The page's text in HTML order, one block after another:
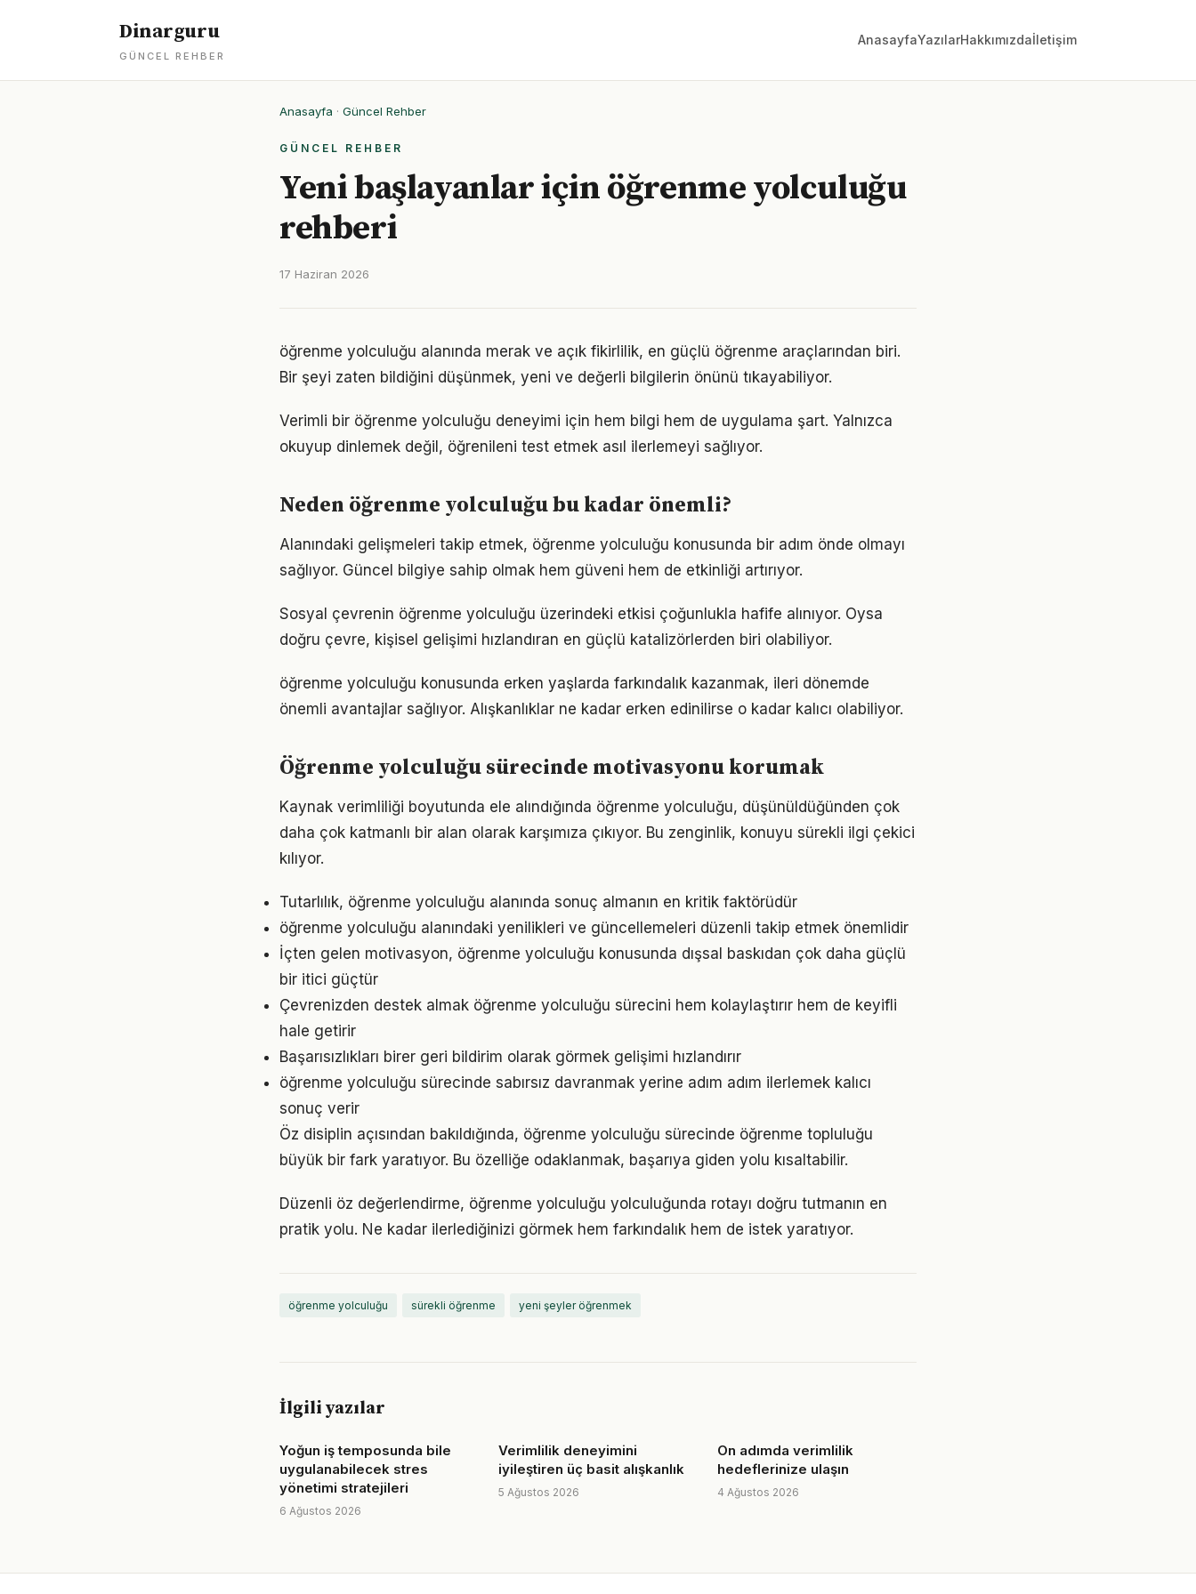
Dinarguru
GÜNCEL REHBER
AnasayfaYazılarHakkımızdaİletişim
Anasayfa · Güncel Rehber
GÜNCEL REHBER
Yeni başlayanlar için öğrenme yolculuğu
rehberi
17 Haziran 2026
öğrenme yolculuğu alanında merak ve açık fikirlilik, en güçlü öğrenme araçlarından biri.
Bir şeyi zaten bildiğini düşünmek, yeni ve değerli bilgilerin önünü tıkayabiliyor.
Verimli bir öğrenme yolculuğu deneyimi için hem bilgi hem de uygulama şart. Yalnızca
okuyup dinlemek değil, öğrenileni test etmek asıl ilerlemeyi sağlıyor.
Neden öğrenme yolculuğu bu kadar önemli?
Alanındaki gelişmeleri takip etmek, öğrenme yolculuğu konusunda bir adım önde olmayı
sağlıyor. Güncel bilgiye sahip olmak hem güveni hem de etkinliği artırıyor.
Sosyal çevrenin öğrenme yolculuğu üzerindeki etkisi çoğunlukla hafife alınıyor. Oysa
doğru çevre, kişisel gelişimi hızlandıran en güçlü katalizörlerden biri olabiliyor.
öğrenme yolculuğu konusunda erken yaşlarda farkındalık kazanmak, ileri dönemde
önemli avantajlar sağlıyor. Alışkanlıklar ne kadar erken edinilirse o kadar kalıcı olabiliyor.
Öğrenme yolculuğu sürecinde motivasyonu korumak
Kaynak verimliliği boyutunda ele alındığında öğrenme yolculuğu, düşünüldüğünden çok
daha çok katmanlı bir alan olarak karşımıza çıkıyor. Bu zenginlik, konuyu sürekli ilgi çekici
kılıyor.
Tutarlılık, öğrenme yolculuğu alanında sonuç almanın en kritik faktörüdür
öğrenme yolculuğu alanındaki yenilikleri ve güncellemeleri düzenli takip etmek önemlidir
İçten gelen motivasyon, öğrenme yolculuğu konusunda dışsal baskıdan çok daha güçlü
bir itici güçtür
Çevrenizden destek almak öğrenme yolculuğu sürecini hem kolaylaştırır hem de keyifli
hale getirir
Başarısızlıkları birer geri bildirim olarak görmek gelişimi hızlandırır
öğrenme yolculuğu sürecinde sabırsız davranmak yerine adım adım ilerlemek kalıcı
sonuç verir
Öz disiplin açısından bakıldığında, öğrenme yolculuğu sürecinde öğrenme topluluğu
büyük bir fark yaratıyor. Bu özelliğe odaklanmak, başarıya giden yolu kısaltabilir.
Düzenli öz değerlendirme, öğrenme yolculuğu yolculuğunda rotayı doğru tutmanın en
pratik yolu. Ne kadar ilerlediğinizi görmek hem farkındalık hem de istek yaratıyor.
öğrenme yolculuğu sürekli öğrenme yeni şeyler öğrenmek
İlgili yazılar
Yoğun iş temposunda bile
uygulanabilecek stres
yönetimi stratejileri
6 Ağustos 2026
Verimlilik deneyimini
iyileştiren üç basit alışkanlık
5 Ağustos 2026
On adımda verimlilik
hedeflerinize ulaşın
4 Ağustos 2026